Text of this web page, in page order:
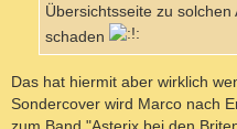
Übersichtsseite zu solchen
schaden
Das hat hiermit aber wirklich
Sondercover wird Marco nach